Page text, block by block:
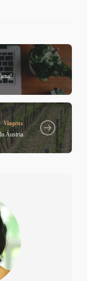
Viagens
Áustria